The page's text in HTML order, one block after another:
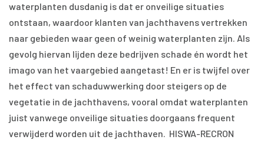
waterplanten dusdanig is dat er onveilige situaties
ontstaan, waardoor klanten van jachthavens vertrekken
naar gebieden waar geen of weinig waterplanten zijn. Als
gevolg hiervan lijden deze bedrijven schade én wordt het
imago van het vaargebied aangetast! En er is twijfel over
het effect van schaduwwerking door steigers op de
vegetatie in de jachthavens, vooral omdat waterplanten
juist vanwege onveilige situaties doorgaans frequent
verwijderd worden uit de jachthaven. HISWA-RECRON